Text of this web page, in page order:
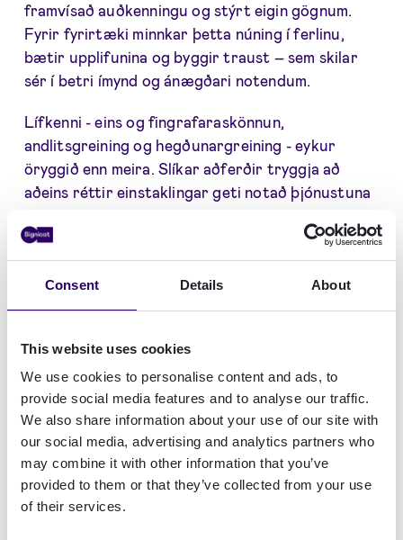
Consent Details About
This website uses cookies
We use cookies to personalise content and ads, to
provide social media features and to analyse our traffic.
We also share information about your use of our site with
our social media, advertising and analytics partners who
may combine it with other information that you’ve
provided to them or that they’ve collected from your use
of their services.
framvísað auðkenningu og stýrt eigin gögnum.
Fyrir fyrirtæki minnkar þetta núning í ferlinu,
bætir upplifunina og byggir traust – sem skilar
sér í betri ímynd og ánægðari notendum.
Lífkenni - eins og fingrafaraskönnun,
andlitsgreining og hegðunargreining - eykur
öryggið enn meira. Slíkar aðferðir tryggja að
aðeins réttir einstaklingar geti notað þjónustuna
What if signing a contract was as easy as
tapping a screen?
“e-Signing in the Mobility Industry – A
Cross-Border Opportunity”reveals how
to ditch the paperwork, speed up deals,
and scale without borders. Fast, secure,
and digital—this guide shows you how.